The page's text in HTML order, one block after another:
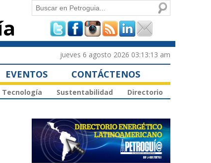
Formulario de
búsqueda
Buscar
jueves 6 agosto 2026 03:13:13 am
EVENTOS CONTÁCTENOS
Tecnología Sustentabilidad Directorio